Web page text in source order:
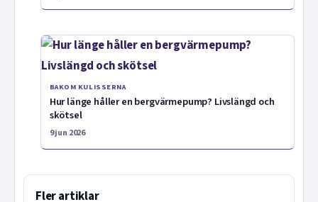
BAKOM KULISSERNA
Hur länge håller en bergvärmepump? Livslängd och
skötsel
9 jun 2026
Fler artiklar